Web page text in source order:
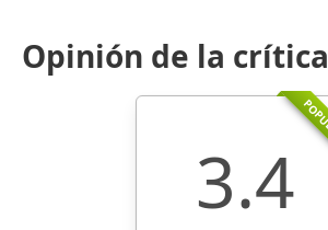
Opinión de la crítica
3.4